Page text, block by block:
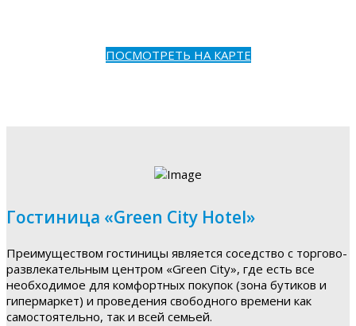
ПОСМОТРЕТЬ НА КАРТЕ
Гостиница «Green City Hotel»
Преимуществом гостиницы является соседство с торгово-
развлекательным центром «Green City», где есть все
необходимое для комфортных покупок (зона бутиков и
гипермаркет) и проведения свободного времени как
самостоятельно, так и всей семьей.